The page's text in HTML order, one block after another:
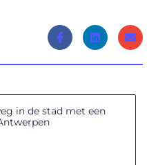
in de stad met een